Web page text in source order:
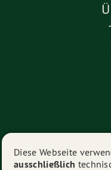
Diese Webseite
ausschließlich